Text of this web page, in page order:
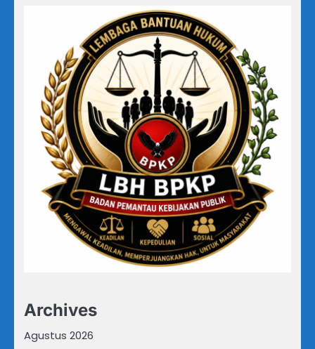
Archives
Agustus 2026